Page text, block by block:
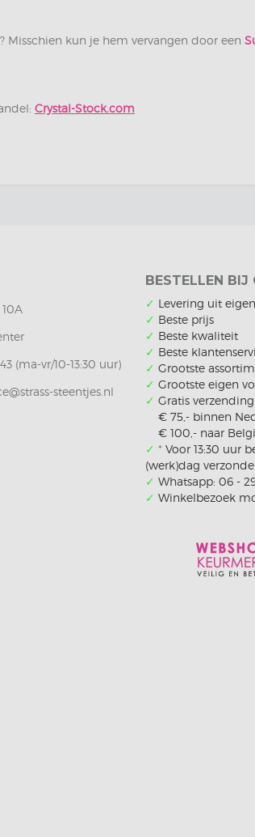
Misschien kun je hem vervangen door een
Crystal-Stock.com
(ma-vr/10-13:30 uur)
steentjes.nl
BESTELLEN BIJ
✓ Levering uit
✓ Beste prijs
✓ Beste kwaliteit
✓ Beste
✓ Grootste
✓ Grootste eigen
✓ Gratis
€ 75,- binnen
€ 100,- naar
✓ * Voor 13:30 uur
(werk)dag
✓ Whatsapp: 06 -
✓ Winkelbezoek